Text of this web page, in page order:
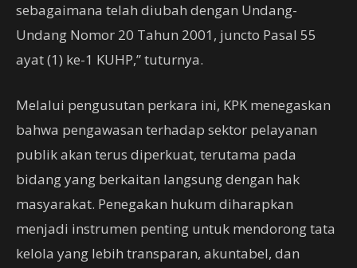
sebagaimana telah diubah dengan Undang-
Undang Nomor 20 Tahun 2001, juncto Pasal 55
ayat (1) ke-1 KUHP,” tuturnya.
Melalui pengusutan perkara ini, KPK menegaskan
bahwa pengawasan terhadap sektor pelayanan
publik akan terus diperkuat, terutama pada
bidang yang berkaitan langsung dengan hak
masyarakat. Penegakan hukum diharapkan
menjadi instrumen penting untuk mendorong tata
kelola yang lebih transparan, akuntabel, dan